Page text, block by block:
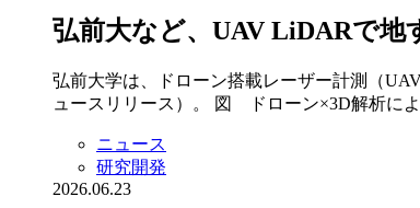
弘前大など、UAV LiDARで地
弘前大学は、ドローン搭載レーザー計測（
ュースリリース）。 図 ドローン×3D解析に
ニュース
研究開発
2026.06.23